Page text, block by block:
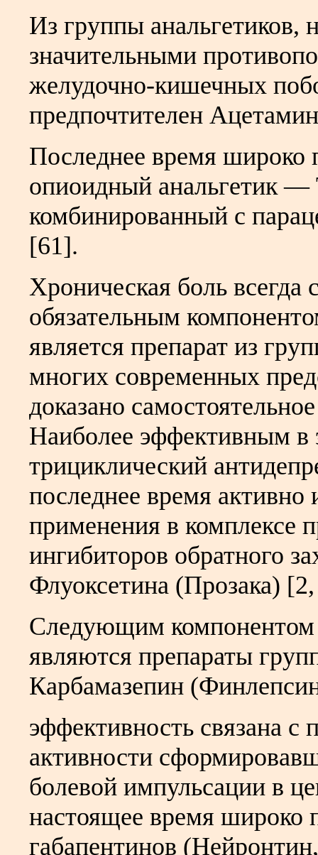
Из группы анальгетиков,
значительными
желудочно-кишечных
предпочтителен
Последнее время широко
опиоидный анальгетик —
комбинированный с
[61].
Хроническая боль всегда
обязательным
является препарат из
многих современных
доказано
Наиболее эффективным в
трициклический
последнее время активно
применения в комплексе
ингибиторов обратного
Флуоксетина (Прозака)
Следующим компонентом
являются препараты
Карбамазепин
эффективность связана с
активности
болевой импульсации в
настоящее время широко
габапентинов